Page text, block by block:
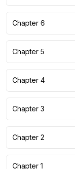
Chapter 6
Chapter 5
Chapter 4
Chapter 3
Chapter 2
Chapter 1